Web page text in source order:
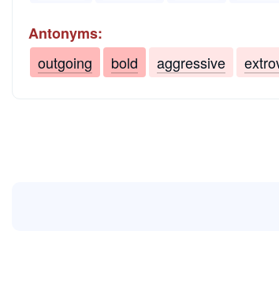
Antonyms:
outgoing
bold aggressive